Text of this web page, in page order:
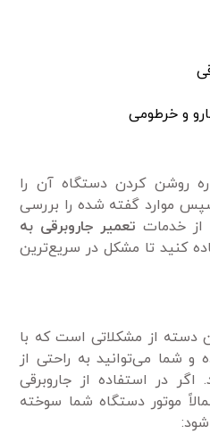
و خرطومی‌
روشن کردن دستگاه آن را
موارد گفته شده را بررسی
خدمات تعمیر جاروبرقی به
کنید تا مشکل در سریع‌ترین
دسته از مشکلاتی است که با
و شما می‌توانید به راحتی از
در استفاده از جاروبرقی
موتور دستگاه شما سوخته